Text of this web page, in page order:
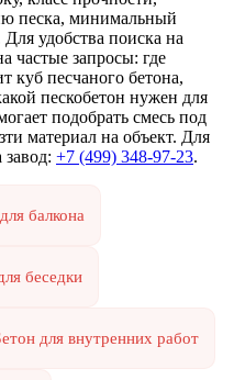
песка, минимальный
Для удобства поиска на
частые запросы: где
куб песчаного бетона,
пескобетон нужен для
подобрать смесь под
материал на объект. Для
завод: +7 (499) 348-97-23.
балкона
беседки
для внутренних работ